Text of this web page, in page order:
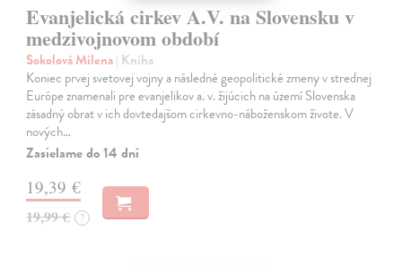
Evanjelická cirkev A.V. na Slovensku v
medzivojnovom období
Sokolová Milena| Kniha
Koniec prvej svetovej vojny a následné geopolitické zmeny v strednej
Európe znamenali pre evanjelikov a. v. žijúcich na území Slovenska
zásadný obrat v ich dovtedajšom cirkevno-náboženskom živote. V
nových…
Zasielame do 14 dní
19,39 €
19,99 € ?